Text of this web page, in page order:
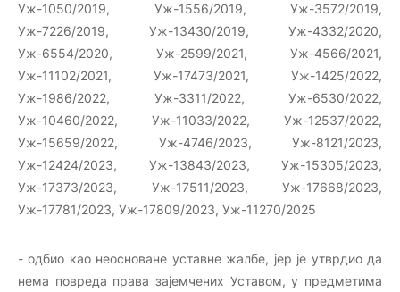
Уж-1050/2019, Уж-1556/2019, Уж-3572/2019,
Уж-7226/2019, Уж-13430/2019, Уж-4332/2020,
Уж-6554/2020, Уж-2599/2021, Уж-4566/2021,
Уж-11102/2021, Уж-17473/2021, Уж-1425/2022,
Уж-1986/2022, Уж-3311/2022, Уж-6530/2022,
Уж-10460/2022, Уж-11033/2022, Уж-12537/2022,
Уж-15659/2022, Уж-4746/2023, Уж-8121/2023,
Уж-12424/2023, Уж-13843/2023, Уж-15305/2023,
Уж-17373/2023, Уж-17511/2023, Уж-17668/2023,
Уж-17781/2023, Уж-17809/2023, Уж-11270/2025
- одбио као неосноване уставне жалбе, јер је утврдио да
нема повреда права зајемчених Уставом, у предметима